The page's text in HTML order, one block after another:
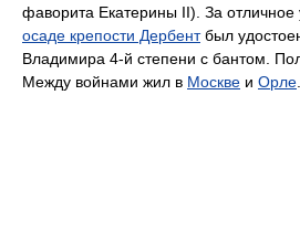
фаворита Екатерины II). За отличное
осаде крепости Дербентбыл
Владимира 4-й степени с бантом.
Между войнами жил в Москве и Орле